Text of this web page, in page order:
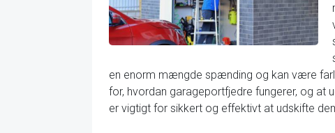
en enorm mængde spænding og kan være
for, hvordan garageportfjedre fungerer, og at
er vigtigt for sikkert og effektivt at udskifte